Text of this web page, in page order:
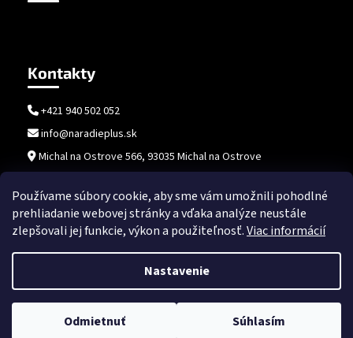
Používame súbory cookie, aby sme vám umožnili pohodlné
prehliadanie webovej stránky a vďaka analýze neustále
zlepšovali jej funkcie, výkon a použiteľnosť.Viac informácií
Nastavenie
Odmietnuť Súhlasím
Kontakty
+421 940 502 052
info@naradieplus.sk
Michal na Ostrove 566, 93035 Michal na Ostrove
Copyright 2026naradieplus.sk. Všetky práva vyhradené.Upraviť